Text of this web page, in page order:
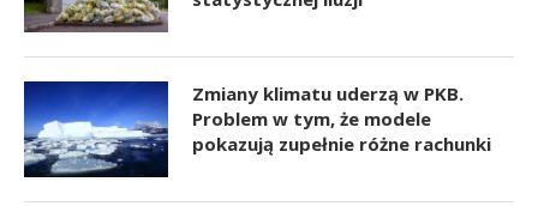
Zmiany klimatu uderzą w PKB.
Problem w tym, że modele
pokazują zupełnie różne rachunki